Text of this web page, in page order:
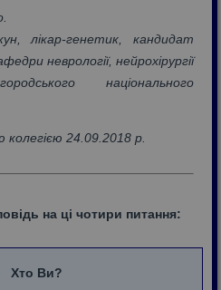
лікар-генетик, кандидат
неврології, нейрохірургії
національного
колегією 24.09.2018 р.
на ці чотири питання:
Хто Ви?